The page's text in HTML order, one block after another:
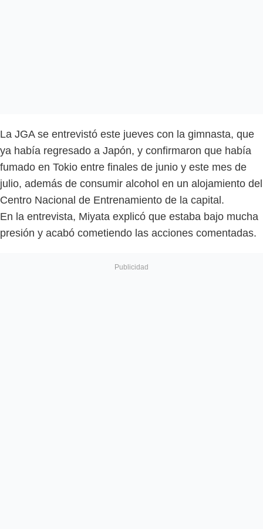
La JGA se entrevistó este jueves con la gimnasta, que
ya había regresado a Japón, y confirmaron que había
fumado en Tokio entre finales de junio y este mes de
julio, además de consumir alcohol en un alojamiento del
Centro Nacional de Entrenamiento de la capital.
En la entrevista, Miyata explicó que estaba bajo mucha
presión y acabó cometiendo las acciones comentadas.